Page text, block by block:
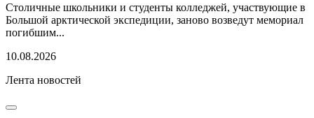
Столичные школьники и студенты колледжей, участвующие в
Большой арктической экспедиции, заново возведут мемориал
погибшим...
10.08.2026
Лента новостей